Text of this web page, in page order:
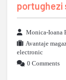
portughezi
Monica-Ioana
Avantaje
electronic
0 Comments